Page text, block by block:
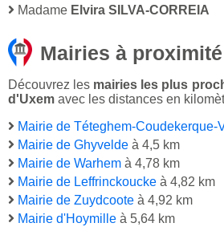
Madame Elvira SILVA-CORREIA
Mairies à
Découvrez les mairies les plus
d'Uxem avec les distances en
Mairie de Téteghem-Coudekerque-
Mairie de Ghyvelde à 4,5 km
Mairie de Warhem à 4,78 km
Mairie de Leffrinckoucke à 4,82 km
Mairie de Zuydcoote à 4,92 km
Mairie d'Hoymille à 5,64 km